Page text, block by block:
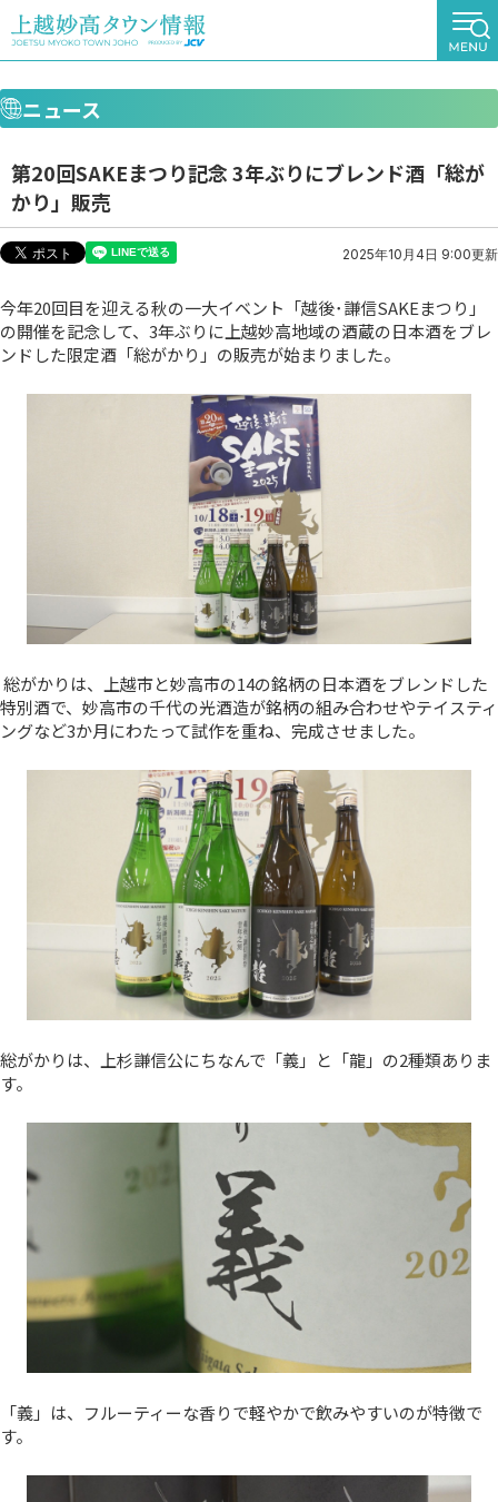
ニュース
第20回SAKEまつり記念 3年ぶりにブレンド酒「総が
かり」販売
2025年10月4日 9:00更新
今年20回目を迎える秋の一大イベント「越後･謙信SAKEまつり」
の開催を記念して、3年ぶりに上越妙高地域の酒蔵の日本酒をブレ
ンドした限定酒「総がかり」の販売が始まりました。
総がかりは、上越市と妙高市の14の銘柄の日本酒をブレンドした
特別酒で、妙高市の千代の光酒造が銘柄の組み合わせやテイスティ
ングなど3か月にわたって試作を重ね、完成させました。
総がかりは、上杉謙信公にちなんで「義」と「龍」の2種類ありま
す。
「義」は、フルーティーな香りで軽やかで飲みやすいのが特徴で
す。